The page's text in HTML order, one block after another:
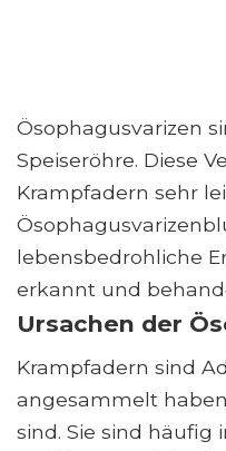
Ösophagusvarizen
Speiseröhre. Diese
Krampfadern sehr
lebensbedrohliche
erkannt und
Ursachen der
Krampfadern sind
angesammelt
sind. Sie sind häufig